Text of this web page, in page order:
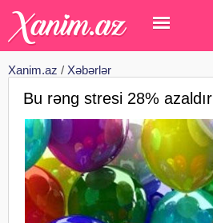
Xanim.az / Xəbərlər
Bu rəng stresi 28% azaldır